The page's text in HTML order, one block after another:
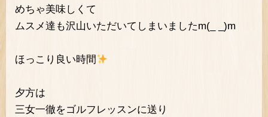
めちゃ美味しくて
ムスメ達も沢山いただいてしまいましたm(_ _)m
ほっこり良い時間
夕方は
三女一徹をゴルフレッスンに送り